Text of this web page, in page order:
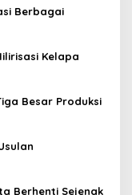
Berbagai
Kelapa
Besar Produksi
Berhenti Sejenak